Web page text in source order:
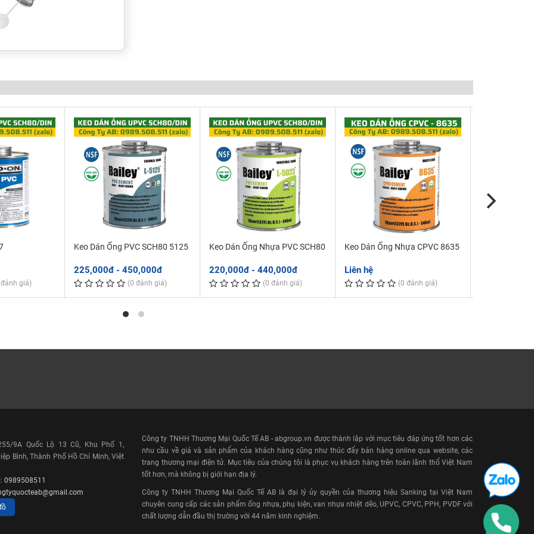
Prinkler
100đến 15
vụn hoặc hơi ẩm bám
nếu thấy keo khô cứng
bề mặt trong của phụ
kiện.
đánh giá)
Keo Dán Ống PVC SCH80 5125
225,000đ - 450,000đ
(0 đánh giá)
Keo Dán Ống Nhựa PVC SCH80
220,000đ - 440,000đ
(0 đánh giá)
Keo Dán Ống Nhựa CPVC 8635
Liên hệ
(0 đánh giá)
9A Quốc Lộ 13 Cũ, Khu Phố 1,
Bình, Thành Phố Hồ Chí Minh, Việt
0989508511
Công ty TNHH Thương Mại Quốc Tế AB - abgroup.vn được thành lập với mục tiêu đáp ứng tốt hơn các
nhu cầu về giá và sản phẩm của khách hàng cũng như thúc đẩy bán hàng online qua website, các
trang thương mại điện tử. Mục tiêu của chúng tôi là phục vụ khách hàng trên toàn lãnh thổ Việt Nam
tốt hơn, mà không bị giới hạn địa lý.
Công ty TNHH Thương Mại Quốc Tế AB là đại lý ủy quyền của thương hiệu Sanking tại Việt Nam
chuyên cung cấp các sản phẩm ống nhựa, phụ kiện, van nhựa nhiệt dẽo, UPVC, CPVC, PPH, PVDF với
chất lượng dẫn đầu thị trường với 44 năm kinh nghiệm.